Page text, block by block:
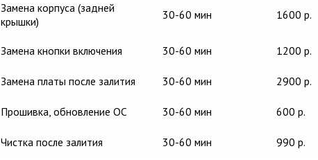
Замена корпуса (задней
крышки)
30-60 мин 1600 р.
Замена кнопки включения 30-60 мин 1200 р.
Замена платы после залития 30-60 мин 2900 р.
Прошивка, обновление ОС 30-60 мин 600 р.
Чистка после залития 30-60 мин 990 р.